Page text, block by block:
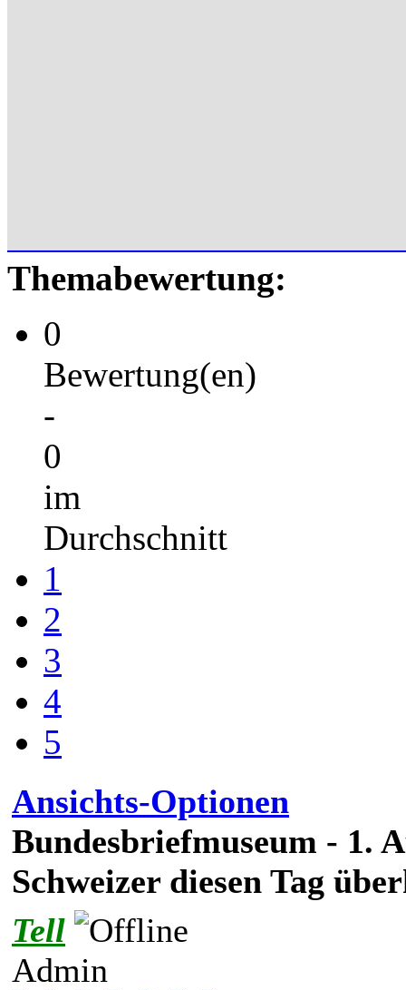
Themabewertung:
0
Bewertung(en)
-
0
im
Durchschnitt
1
2
3
4
5
Ansichts-Optionen
Bundesbriefmuseum - 1.
Schweizer diesen Tag
Tell
Admin